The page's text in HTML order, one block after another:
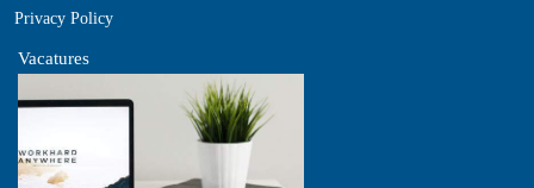
Privacy Policy
Vacatures